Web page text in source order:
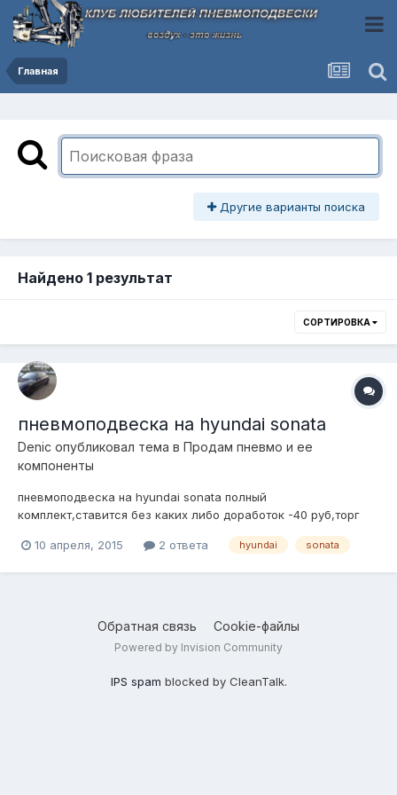
Главная
Другие варианты поиска
Найдено 1 результат
СОРТИРОВКА
пневмоподвеска на hyundai sonata
Denic опубликовал тема в Продам пневмо и ее
компоненты
пневмоподвеска на hyundai sonata полный
комплект,ставится без каких либо доработок -40 руб,торг
10 апреля, 2015
2 ответа hyundai sonata
Обратная связь Cookie-файлы
Powered by Invision Community
IPS spam blocked by CleanTalk.